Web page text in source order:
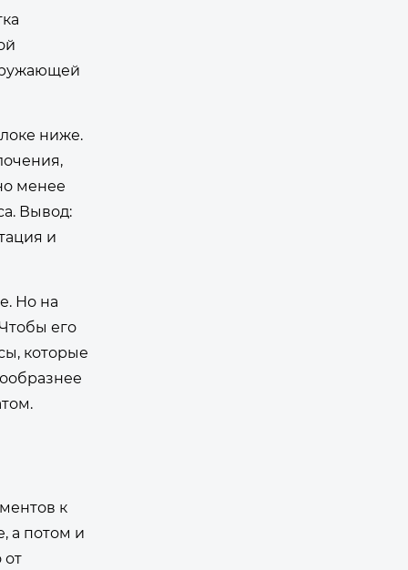
ниже.
менее
Вывод:
и
Но на
его
которые
к
а потом и
от